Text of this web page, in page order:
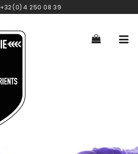
+32(0)4 250 08 39